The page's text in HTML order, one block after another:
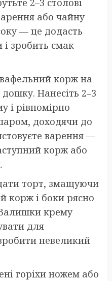
2–3 столові
або чайну
— це додасть
зробить смак
корж на
Нанесіть 2–3
і рівномірно
доходячи до
варення —
корж або
торт, змащуючи
корж і боки рясно
крему
для
невеликий
горіхи ножем або